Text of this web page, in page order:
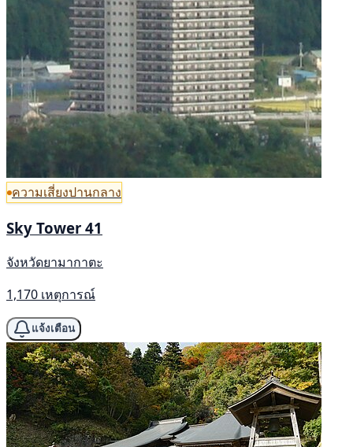
ความเสี่ยงปานกลาง
Sky Tower 41
จังหวัดยามากาตะ
1,170 เหตุการณ์
แจ้งเตือน